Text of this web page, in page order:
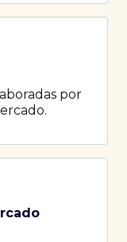
por